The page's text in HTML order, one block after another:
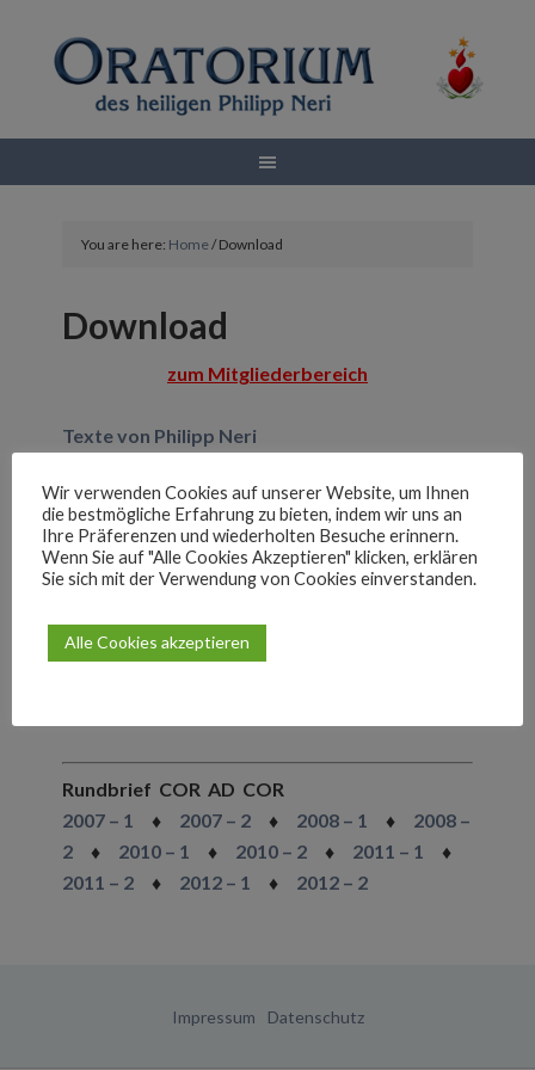
You are here: Home/Download
Download
zum Mitgliederbereich
Texte von Philipp Neri
Textvorschläge für eine Taufe mit dem
Namenspatron Philipp Neri
J. W. Goethe schreibt in seiner „Italienischen
Reise“ über Philipp Neri
Rundbrief COR AD COR
2007 – 1 ♦ 2007 – 2 ♦ 2008 – 1 ♦ 2008 –
2 ♦ 2010 – 1 ♦ 2010 – 2 ♦ 2011 – 1 ♦
2011 – 2 ♦ 2012 – 1 ♦ 2012 – 2
Impressum Datenschutz
Wir verwenden Cookies auf unserer Website, um Ihnen
die bestmögliche Erfahrung zu bieten, indem wir uns an
Ihre Präferenzen und wiederholten Besuche erinnern.
Wenn Sie auf "Alle Cookies Akzeptieren" klicken, erklären
Sie sich mit der Verwendung von Cookies einverstanden.
Alle Cookies akzeptieren